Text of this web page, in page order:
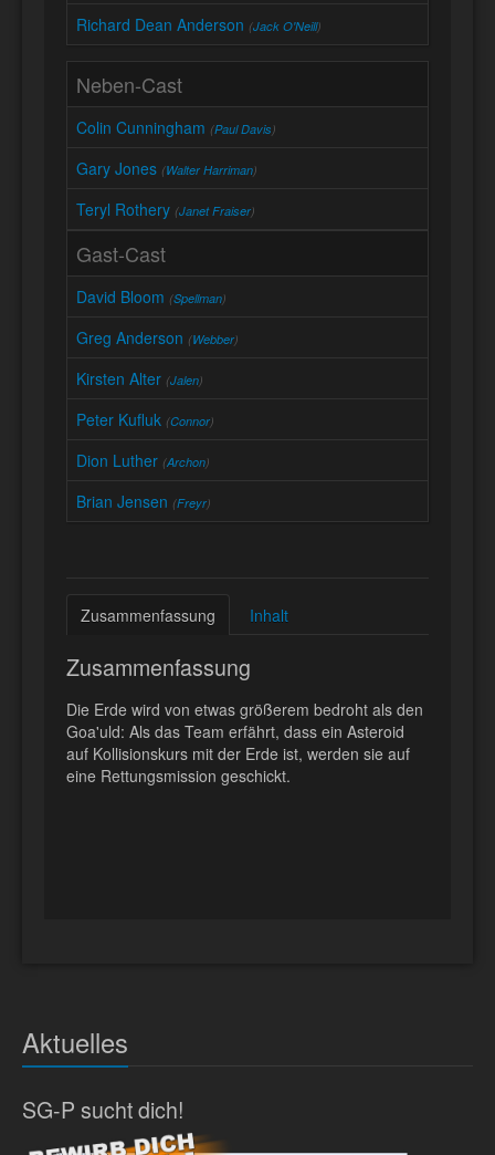
Richard Dean Anderson (Jack O'Neill)
Neben-Cast
Colin Cunningham (Paul Davis)
Gary Jones (Walter Harriman)
Teryl Rothery (Janet Fraiser)
Gast-Cast
David Bloom (Spellman)
Greg Anderson (Webber)
Kirsten Alter (Jalen)
Peter Kufluk (Connor)
Dion Luther (Archon)
Brian Jensen (Freyr)
Zusammenfassung Inhalt
Zusammenfassung
Die Erde wird von etwas größerem bedroht als den
Goa'uld: Als das Team erfährt, dass ein Asteroid
auf Kollisionskurs mit der Erde ist, werden sie auf
eine Rettungsmission geschickt.
Aktuelles
SG-P sucht dich!